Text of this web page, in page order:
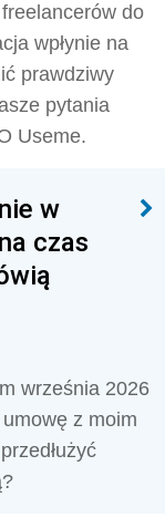
do
wpłynie na
prawdziwy
pytania
Useme.
w
czas
września 2026
umowę z moim